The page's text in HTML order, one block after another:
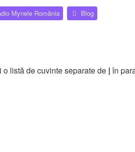
Mynele România(Opens a new tab)
Blog(Opens a new
listă de cuvinte separate de | în